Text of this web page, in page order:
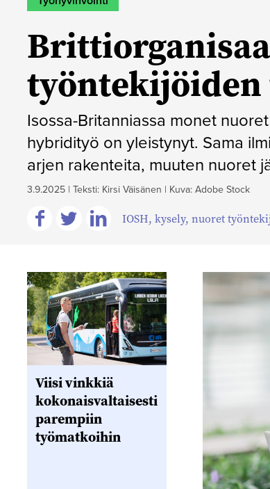
työntekijöiden
Isossa-Britanniassa monet
hybridityö on yleistynyt. Sama
arjen rakenteita, muuten nuoret
3.9.2025 | Teksti: Kirsi Väisänen | Kuva: Adobe Stock
Facebookissa
Twitterissä
Linkedinissä
IOSH, kysely, nuoret
Viisi vinkkiä
kokonaisvaltaisesti
parempiin
työmatkoihin